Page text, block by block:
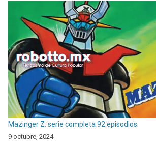
Mazinger Z: serie completa 92 episodios.
9 octubre, 2024